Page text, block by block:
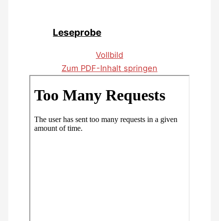
Leseprobe
Vollbild
Zum PDF-Inhalt springen